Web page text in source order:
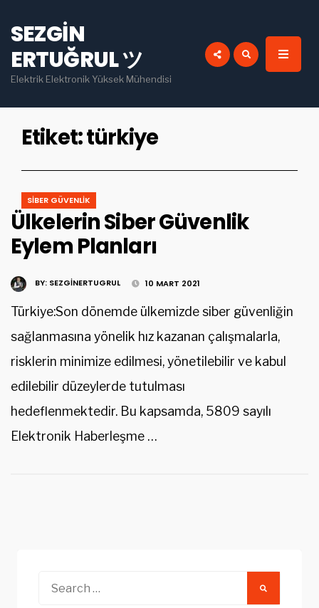
INSTAGRAM
YOU TUBE LINKEDIN
SEZGIN
ERTUĞRUL ツ
Elektrik Elektronik Yüksek Mühendisi
Etiket:türkiye
SIBER GÜVENLIK
Ülkelerin Siber Güvenlik
Eylem Planları
BY: SEZGINERTUGRUL 10 MART 2021
Türkiye:Son dönemde ülkemizde siber güvenliğin
sağlanmasına yönelik hız kazanan çalışmalarla,
risklerin minimize edilmesi, yönetilebilir ve kabul
edilebilir düzeylerde tutulması
hedeflenmektedir. Bu kapsamda, 5809 sayılı
Elektronik Haberleşme …